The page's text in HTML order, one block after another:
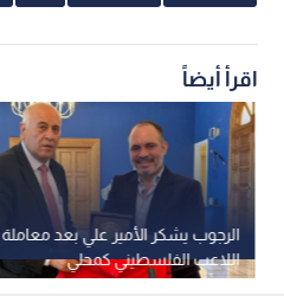
اقرأ أيضاً
الرجوب يشكر الأمير علي بعد معاملة
اللاعب الفلسطيني كمحلي